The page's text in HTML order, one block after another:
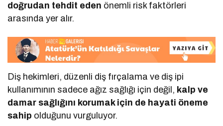
doğrudan tehdit eden önemli risk faktörleri
arasında yer alır.
Diş hekimleri, düzenli diş fırçalama ve diş ipi
kullanımının sadece ağız sağlığı için değil, kalp ve
damar sağlığını korumak için de hayati öneme
sahip olduğunu vurguluyor.